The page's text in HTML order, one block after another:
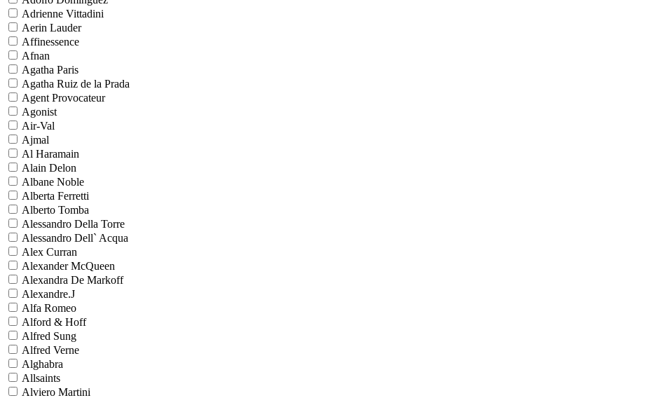
Adrienne Vittadini
Aerin Lauder
Affinessence
Afnan
Agatha Paris
Agatha Ruiz de la Prada
Agent Provocateur
Agonist
Air-Val
Ajmal
Al Haramain
Alain Delon
Albane Noble
Alberta Ferretti
Alberto Tomba
Alessandro Della Torre
Alessandro Dell` Acqua
Alex Curran
Alexander McQueen
Alexandra De Markoff
Alexandre.J
Alfa Romeo
Alford & Hoff
Alfred Sung
Alfred Verne
Alghabra
Allsaints
Alviero Martini